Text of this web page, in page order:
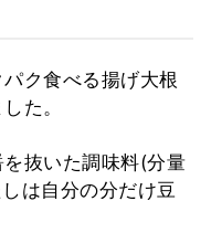
ク食べる揚げ大根
た。
抜いた調味料(分量
は自分の分だけ豆